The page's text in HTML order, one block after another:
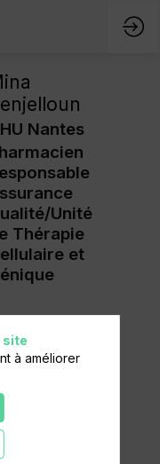
Nantes
Unité
Thérapie
et
site
à améliorer